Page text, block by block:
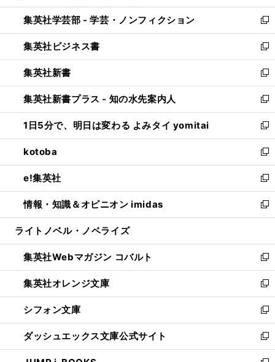
開
く
ウ
で
開
く
ン
ド
ウ
で
開
く
ウ
ィ
ン
ド
ウ
で
開
く
集英社学芸部 - 学芸・ノンフィクション
新
し
い
ウ
ィ
ン
ド
ウ
で
開
く
集英社ビジネス書
新
し
い
ウ
ィ
ン
ド
ウ
で
開
く
集英社新書
新
し
い
ウ
ィ
ン
ド
ウ
で
開
く
集英社新書プラス - 知の水先案内人
新
し
い
ウ
ィ
ン
ド
ウ
で
開
1日5分で、明日は変わる よみタイ yomitai
新
し
い
ウ
ィ
ン
ド
ウ
開
く
kotoba
新
し
い
ウ
ィ
ン
ウ
で
開
く
e!集英社
新
し
い
ウ
ン
ド
ウ
で
開
く
情報・知識＆オピニオン imidas
新
し
ウ
ィ
ン
ド
ウ
で
開
く
ライトノベル・ノベライズ
集英社Webマガジン コバルト
新
し
い
ウ
ィ
ン
ド
ウ
集英社オレンジ文庫
新
し
い
ウ
ィ
ン
シフォン文庫
新
し
い
ウ
ダッシュエックス文庫公式サイト
新
し